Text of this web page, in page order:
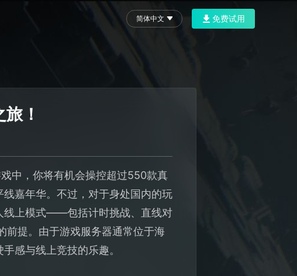
简体中文 免费试用
！
中，你将有机会操控超过550款真
嘉年华。不过，对于身处国内的玩
线上模式——包括计时挑战、直线对
前提。由于游戏服务器通常位于海
感与线上竞技的乐趣。